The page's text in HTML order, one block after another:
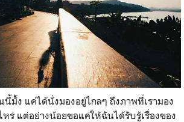
มั้ง แค่ได้นั่งมองอยู่ไกลๆ ถึงภาพที่เรามอง
ร่ แต่อย่างน้อยขอแค่ให้ฉันได้รับรู้เรื่องของ